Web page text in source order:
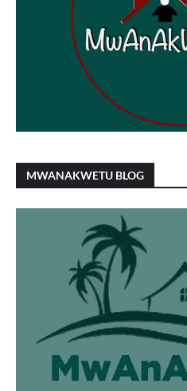
MWANAKWETU BLOG